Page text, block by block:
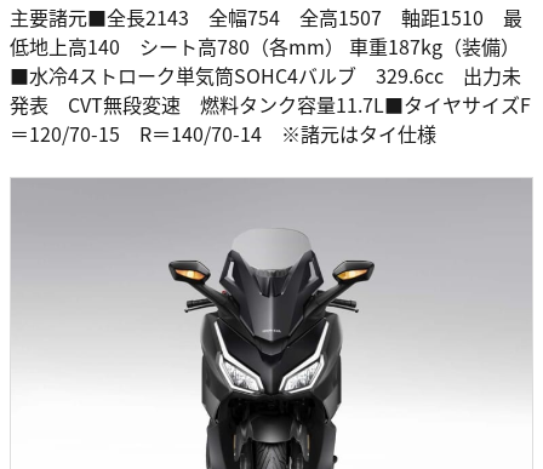
主要諸元■全長2143 全幅754 全高1507 軸距1510 最
低地上高140 シート高780（各mm） 車重187kg（装備）
■水冷4ストローク単気筒SOHC4バルブ 329.6cc 出力未
発表 CVT無段変速 燃料タンク容量11.7L■タイヤサイズF
＝120/70-15 R＝140/70-14 ※諸元はタイ仕様